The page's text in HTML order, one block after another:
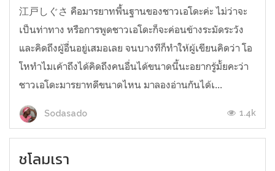
江戸しぐさ คือมารยาทพื้นฐานของชาวเอโดะค่ะ ไม่ว่าจะ
เป็นท่าทาง หรือการพูดชาวเอโดะก็จะค่อนข้างระมัดระวัง
และคิดถึงผู้อื่นอยู่เสมอเลย จนบางทีก็ทำให้ผู้เขียนคิดว่า โอ
โหทำไมเค้าถึงได้คิดถึงคนอื่นได้ขนาดนี้นะอยากรู้มั้ยคะว่า
ชาวเอโดะมารยาทดีขนาดไหน มาลองอ่านกันได้เ...
Sodasado 1.4k
ชโลมเรา